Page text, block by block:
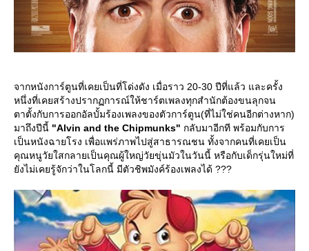
จากหนังการ์ตูนที่เคยเป็นที่โด่งดัง เมื่อราว 20-30 ปีที่แล้ว และครั้ง
หนึ่งที่เคยสร้างปรากฏการณ์ให้ชาร์ตเพลงทุกสำนักต้องขนลุกจน
ตาตั้งกับการออกอัลบั้มร้องเพลงของตัวการ์ตูน(ที่ไม่ใช่คนอีกต่างหาก)
มาถึงปีนี้ "Alvin and the Chipmunks" กลับมาอีกที พร้อมกับการ
เป็นหนังฉายโรง เพื่อแพร่ภาพไปสู่สาธารณชน ทั้งจากคนที่เคยเป็น
คุณหนูวัยใสกลายเป็นคุณผู้ใหญ่วัยขุ่นมัวในวันนี้ หรือกับเด็กรุ่นใหม่ที่
ังไม่เคยรู้จักว่าในโลกนี้ มีตัวชิพมังค์ร้องเพลงได้ ???